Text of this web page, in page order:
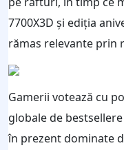
7700X3D și ediția
rămas relevante prin
Gamerii votează cu
globale de
în prezent dominate